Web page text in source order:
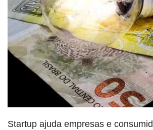
Startup ajuda empresas e